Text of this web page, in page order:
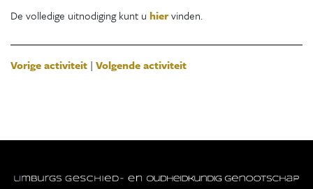
De volledige uitnodiging kunt u hiervinden.
Vorige activiteit | Volgende activiteit